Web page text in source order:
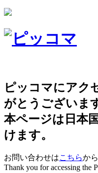
ピッコマにアク
がとうございま
本ページは日本
けます。
お問い合わせはこちらか
Thank you for accessing the